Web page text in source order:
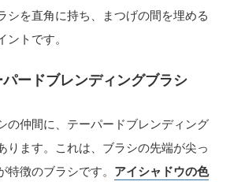
シを直角に持ち、まつげの間を埋める
ントです。
ードブレンディングブラシ
の仲間に、テーパードブレンディング
ります。これは、ブラシの先端が尖っ
特徴のブラシです。 アイシャドウの色